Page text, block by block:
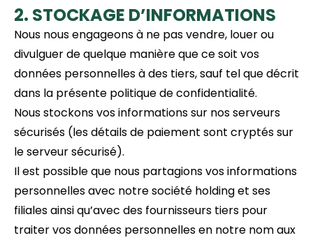
2. STOCKAGE D’INFORMATIONS
Nous nous engageons à ne pas vendre, louer ou
divulguer de quelque manière que ce soit vos
données personnelles à des tiers, sauf tel que décrit
dans la présente politique de confidentialité.
Nous stockons vos informations sur nos serveurs
sécurisés (les détails de paiement sont cryptés sur
le serveur sécurisé).
Il est possible que nous partagions vos informations
personnelles avec notre société holding et ses
filiales ainsi qu’avec des fournisseurs tiers pour
traiter vos données personnelles en notre nom aux